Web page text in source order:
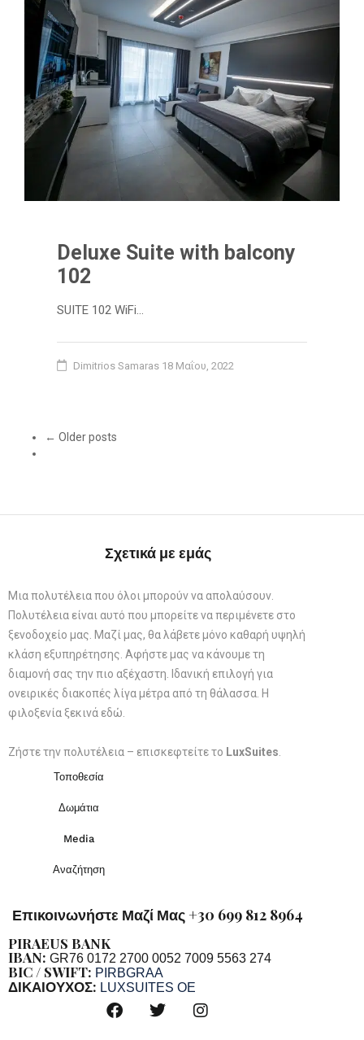
Deluxe Suite with balcony
102
SUITE 102 WiFi…
Dimitrios Samaras 18 Μαΐου, 2022
← Older posts
Σχετικά με εμάς
Μια πολυτέλεια που όλοι μπορούν να απολαύσουν.
Πολυτέλεια είναι αυτό που μπορείτε να περιμένετε στο
ξενοδοχείο μας. Μαζί μας, θα λάβετε μόνο καθαρή υψηλή
κλάση εξυπηρέτησης. Αφήστε μας να κάνουμε τη
διαμονή σας την πιο αξέχαστη. Ιδανική επιλογή για
ονειρικές διακοπές λίγα μέτρα από τη θάλασσα. Η
φιλοξενία ξεκινά εδώ.
Ζήστε την πολυτέλεια – επισκεφτείτε το LuxSuites
Τοποθεσία
Δωμάτια
Media
Αναζήτηση
Επικοινωνήστε Μαζί Μας +30 699 812 8964
PIRAEUS BANK
IBAN: GR76 0172 2700 0052 7009 5563 274
BIC / SWIFT: PIRBGRAA
ΔΙΚΑΙΟΥΧΟΣ: LUXSUITES OE